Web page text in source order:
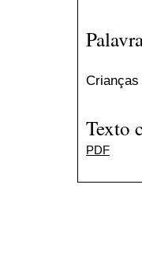
Texto
PDF